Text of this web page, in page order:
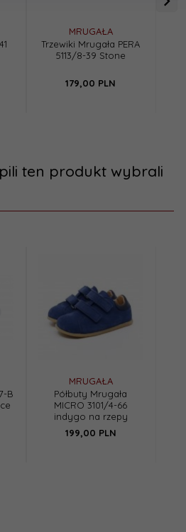
MRUGAŁA
Trzewiki Mrugała PERA
5113/8-39 Stone
179,00 PLN
ten produkt wybrali
B
MRUGAŁA
Półbuty Mrugała
MICRO 3101/4-66
indygo na rzepy
199,00 PLN